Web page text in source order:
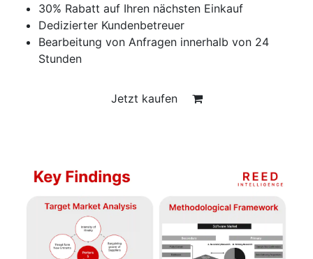
30% Rabatt auf Ihren nächsten Einkauf
Dedizierter Kundenbetreuer
Bearbeitung von Anfragen innerhalb von 24
Stunden
Jetzt kaufen